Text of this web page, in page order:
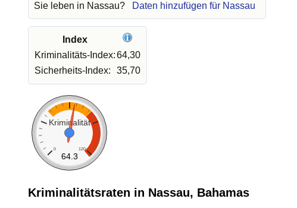
Sie leben in Nassau? Daten hinzufügen für Nassau
Index
Kriminalitäts-Index:64,30
Sicherheits-Index:
35,70
Kriminalität
0 120
64.3
Kriminalitätsraten in Nassau, Bahamas